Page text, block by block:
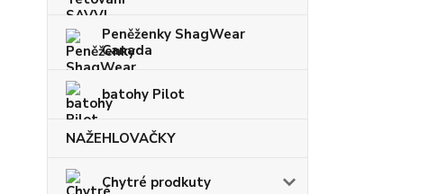
Peněženky ShagWear
Canada
batohy Pilot
NAŽEHLOVAČKY
Chytré prodkuty